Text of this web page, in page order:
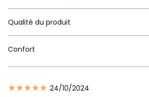
Qualité du produit
Confort
24/10/2024